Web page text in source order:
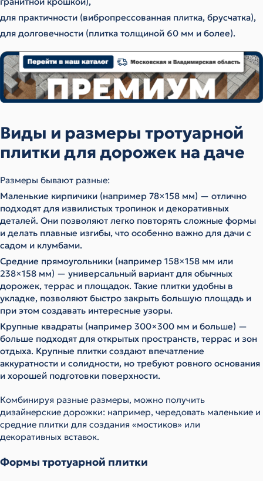
для практичности (вибропрессованная плитка, брусчатка),
для долговечности (плитка толщиной 60 мм и более).
Виды и размеры тротуарной
плитки для дорожек на даче
Размеры бывают разные:
Маленькие кирпичики (например 78×158 мм) — отлично
подходят для извилистых тропинок и декоративных
деталей. Они позволяют легко повторять сложные формы
и делать плавные изгибы, что особенно важно для дачи с
садом и клумбами.
Средние прямоугольники (например 158×158 мм или
238×158 мм) — универсальный вариант для обычных
дорожек, террас и площадок. Такие плитки удобны в
укладке, позволяют быстро закрыть большую площадь и
при этом создавать интересные узоры.
Крупные квадраты (например 300×300 мм и больше) —
больше подходят для открытых пространств, террас и зон
отдыха. Крупные плитки создают впечатление
аккуратности и солидности, но требуют ровного основания
и хорошей подготовки поверхности.
Комбинируя разные размеры, можно получить
дизайнерские дорожки: например, чередовать маленькие и
средние плитки для создания «мостиков» или
декоративных вставок.
Формы тротуарной плитки